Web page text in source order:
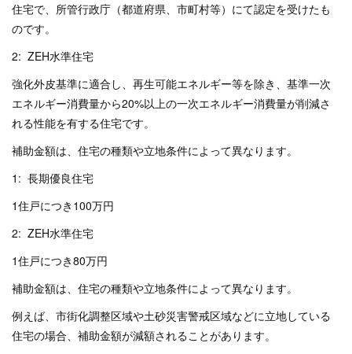
住宅で、所管行政庁（都道府県、市町村等）にて認定を受けたも
のです。
2: ZEH水準住宅
強化外皮基準に適合し、再生可能エネルギー等を除き、基準一次
エネルギー消費量から20%以上の一次エネルギー消費量が削減さ
れる性能を有する住宅です。
補助金額は、住宅の種類や立地条件によって異なります。
1: 長期優良住宅
1住戸につき100万円
2: ZEH水準住宅
1住戸につき80万円
補助金額は、住宅の種類や立地条件によって異なります。
例えば、市街化調整区域や土砂災害警戒区域などに立地している
住宅の場合、補助金額が減額されることがあります。